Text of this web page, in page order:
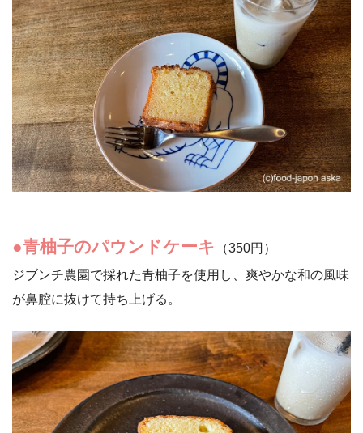
●青柚子のパウンドケーキ
（350円）
ジブンチ農園で採れた青柚子を使用し、爽やかな和の風味
が鼻腔に抜けて持ち上げる。